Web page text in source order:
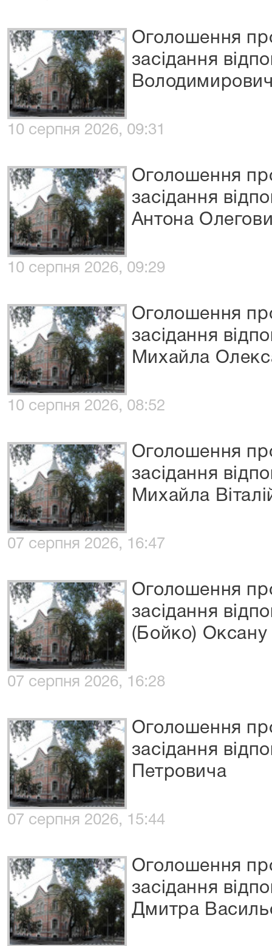
Оголошення
засідання
10 серпня 2026, 09:31
Оголошення
засідання
Антона
10 серпня 2026, 09:29
Оголошення
засідання
Михайла
10 серпня 2026, 08:52
Оголошення
засідання
Михайла
07 серпня 2026, 16:47
Оголошення
засідання
(Бойко) Оксану
07 серпня 2026, 16:28
Оголошення
засідання
Петровича
07 серпня 2026, 15:44
Оголошення
засідання
Дмитра